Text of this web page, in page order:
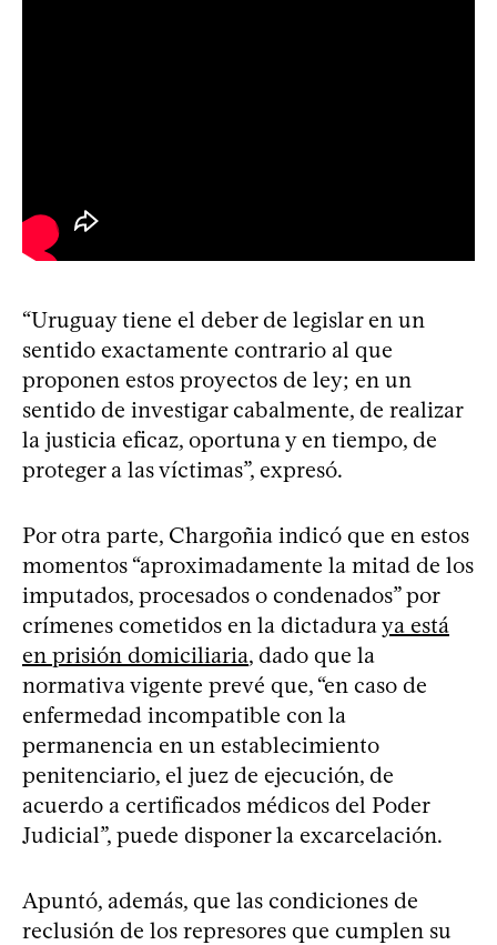
“Uruguay tiene el deber de legislar en un
sentido exactamente contrario al que
proponen estos proyectos de ley; en un
sentido de investigar cabalmente, de realizar
la justicia eficaz, oportuna y en tiempo, de
proteger a las víctimas”, expresó.
Por otra parte, Chargoñia indicó que en estos
momentos “aproximadamente la mitad de los
imputados, procesados o condenados” por
crímenes cometidos en la dictaduraya está
en prisión domiciliaria, dado que la
normativa vigente prevé que, “en caso de
enfermedad incompatible con la
permanencia en un establecimiento
penitenciario, el juez de ejecución, de
acuerdo a certificados médicos del Poder
Judicial”, puede disponer la excarcelación.
Apuntó, además, que las condiciones de
reclusión de los represores que cumplen su